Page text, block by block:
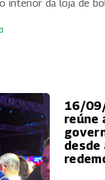
interior da loja de
16/
reúne
desde